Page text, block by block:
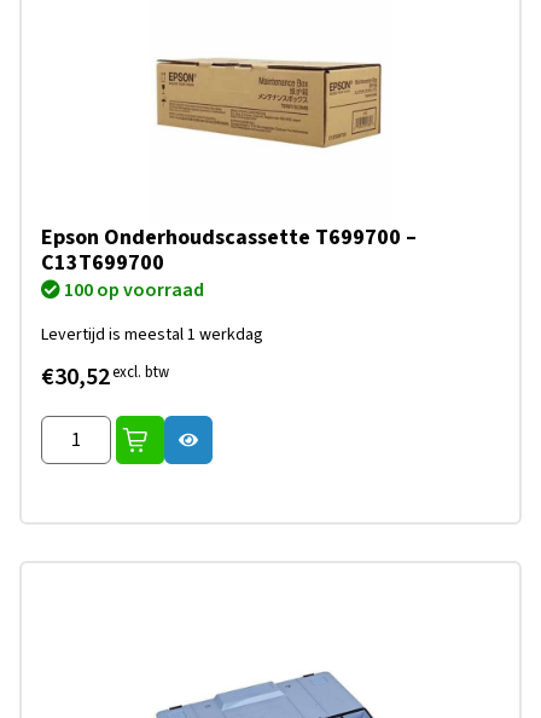
Epson Onderhoudscassette T699700 –
C13T699700
100 op voorraad
Levertijd is meestal 1 werkdag
€30,52excl. btw